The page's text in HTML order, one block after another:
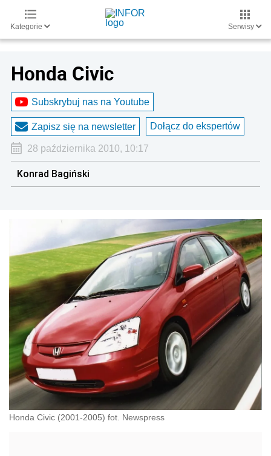
Kategorie Serwisy
Honda Civic
Subskrybuj nas na Youtube
Zapisz się na newsletter Dołącz do ekspertów
28 października 2010, 10:17
Konrad Bagiński
Honda Civic (2001-2005) fot. Newspress